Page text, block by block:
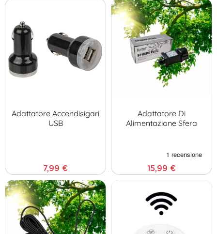
Adattatore Accendisigari
USB
7,99 €
Adattatore Di
Alimentazione Sfera
15,99 €